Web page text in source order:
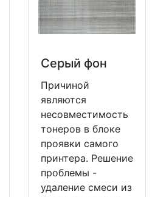
Серый фон
Причиной
являются
несовместимость
тонеров в блоке
проявки самого
принтера. Решение
проблемы -
удаление смеси из